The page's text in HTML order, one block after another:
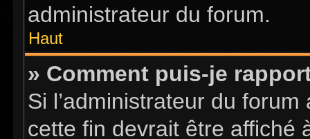
administrateur du forum.
Haut
» Comment puis-je
Si l’administrateur du
cette fin devrait être affiché